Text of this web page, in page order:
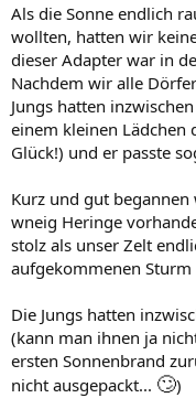
Als die Sonne endlich
wollten, hatten wir
dieser Adapter war in
Nachdem wir alle
Jungs hatten
einem kleinen Lädchen
Glück!) und er passte
Kurz und gut
wneig Heringe
stolz als unser Zelt
aufgekommenen
Die Jungs hatten
(kann man ihnen ja
ersten Sonnenbrand
nicht ausgepackt... 🙄)